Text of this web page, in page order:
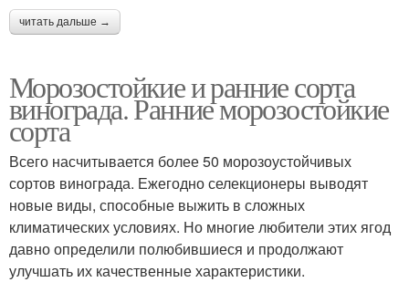
читать дальше →
Морозостойкие и ранние сорта
винограда. Ранние морозостойкие
сорта
Всего насчитывается более 50 морозоустойчивых
сортов винограда. Ежегодно селекционеры выводят
новые виды, способные выжить в сложных
климатических условиях. Но многие любители этих ягод
давно определили полюбившиеся и продолжают
улучшать их качественные характеристики.